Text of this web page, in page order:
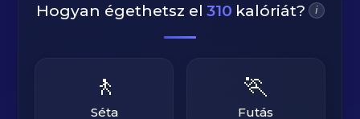
Hogyan égethetsz el 310 kalóriát? i
🚶
Séta
🏃
Futás